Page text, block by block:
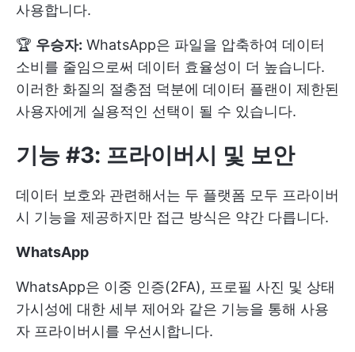
사용합니다.
🏆 우승자: WhatsApp은 파일을 압축하여 데이터
소비를 줄임으로써 데이터 효율성이 더 높습니다.
이러한 화질의 절충점 덕분에 데이터 플랜이 제한된
사용자에게 실용적인 선택이 될 수 있습니다.
기능 #3: 프라이버시 및 보안
데이터 보호와 관련해서는 두 플랫폼 모두 프라이버
시 기능을 제공하지만 접근 방식은 약간 다릅니다.
WhatsApp
WhatsApp은 이중 인증(2FA), 프로필 사진 및 상태
가시성에 대한 세부 제어와 같은 기능을 통해 사용
자 프라이버시를 우선시합니다.